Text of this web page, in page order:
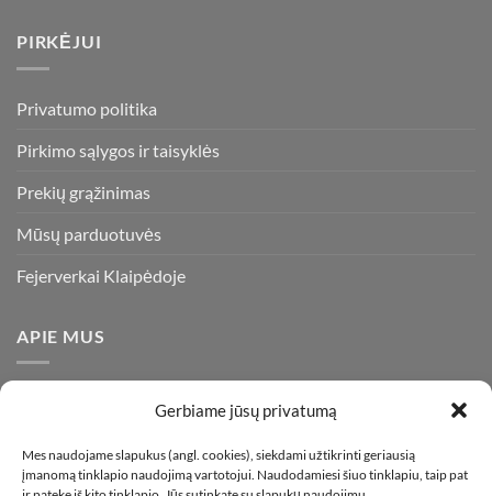
Gerbiame jūsų privatumą
Mes naudojame slapukus (angl. cookies), siekdami užtikrinti geriausią
įmanomą tinklapio naudojimą vartotojui. Naudodamiesi šiuo tinklapiu, taip pat
PIRKĖJUI
Privatumo politika
Pirkimo sąlygos ir taisyklės
Prekių grąžinimas
Mūsų parduotuvės
Fejerverkai Klaipėdoje
APIE MUS
visada stengiamės pasiūlyti tik kokybiškiausius ir geriausius
gaminius už bene mažiausią kainą rinkoje. Prekes pristatome
visoje Lietuvoje.